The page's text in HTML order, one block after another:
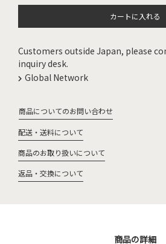
カートに入れる
Customers outside Japan, please
inquiry desk.
Global Network
商品についてのお問い合わせ
配送・送料について
商品のお取り扱いについて
返品・交換について
商品の詳細